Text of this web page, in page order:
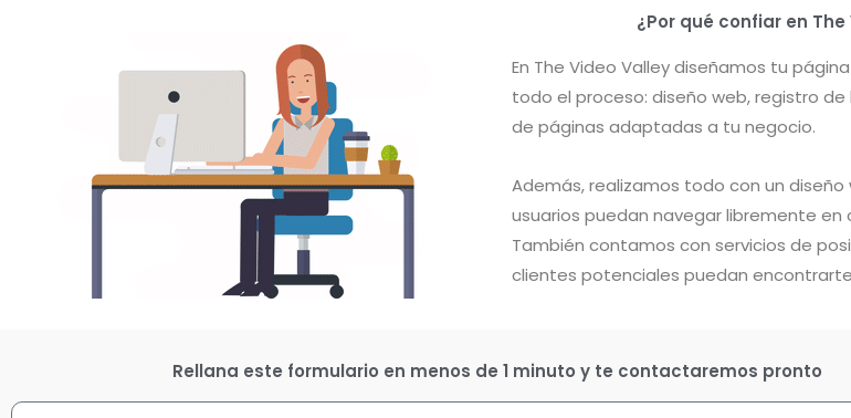
¿Por qué confiar en
En The Video Valley diseñamos tu
todo el proceso: diseño web, registro
de páginas adaptadas a tu negocio.
Además, realizamos todo con un
usuarios puedan navegar libremente en
También contamos con servicios de
clientes potenciales puedan
Rellana este formulario en menos de 1 minuto y te contactaremos pronto